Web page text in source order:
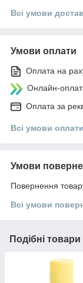
Всі умови
Умови оплати
Оплата на
Онлайн-
Оплата за
Всі умови оплати
Умови
Повернення
Всі умови
Подібні товари